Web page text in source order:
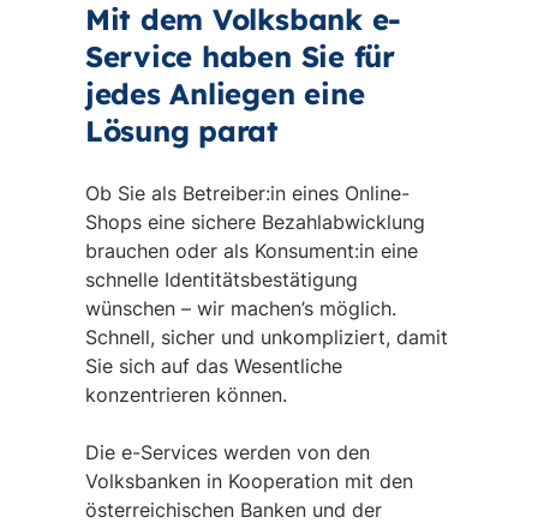
Mit dem Volksbank e-
Service haben Sie für
jedes Anliegen eine
Lösung parat
Ob Sie als Betreiber:in eines Online-
Shops eine sichere Bezahlabwicklung
brauchen oder als Konsument:in eine
schnelle Identitätsbestätigung
wünschen – wir machen’s möglich.
Schnell, sicher und unkompliziert, damit
Sie sich auf das Wesentliche
konzentrieren können.
Die e-Services werden von den
Volksbanken in Kooperation mit den
österreichischen Banken und der